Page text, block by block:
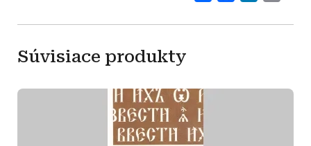
Súvisiace produkty